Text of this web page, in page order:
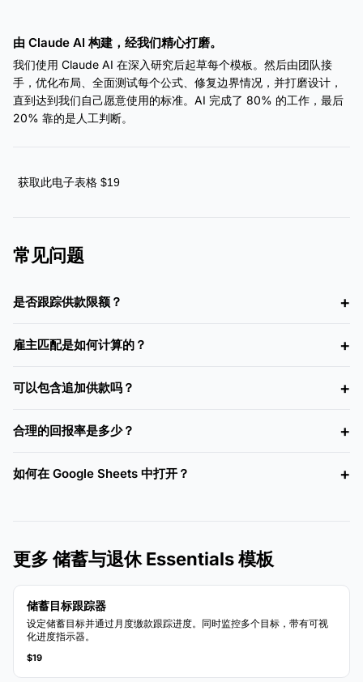
由 Claude AI 构建，经我们精心打磨。
我们使用 Claude AI 在深入研究后起草每个模板。然后由团队接
手，优化布局、全面测试每个公式、修复边界情况，并打磨设计，
直到达到我们自己愿意使用的标准。AI 完成了 80% 的工作，最后
20% 靠的是人工判断。
获取此电子表格 $19
常见问题
是否跟踪供款限额？
雇主匹配是如何计算的？
可以包含追加供款吗？
合理的回报率是多少？
如何在 Google Sheets 中打开？
更多 储蓄与退休 Essentials 模板
储蓄目标跟踪器
设定储蓄目标并通过月度缴款跟踪进度。同时监控多个目标，带有可视
化进度指示器。
$19